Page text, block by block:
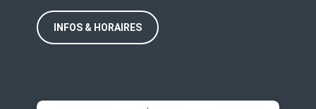
INFOS & HORAIRES